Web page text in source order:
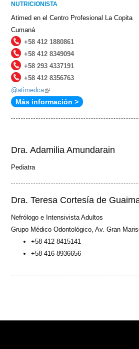
NUTRICIONISTA
Atimed en el Centro Profesional La Copita
Cumaná
+58 412 1880861
+58 412 8349094
+58 293 4337191
+58 412 8356763
@atimedca(link
is
Más información >
Dra. Adamilia Amundarain
Pediatra
Dra. Teresa Cortesía de
Nefrólogo e Intensivista Adultos
Grupo Médico Odontológico, Av. Gran
+58 412 8415141
+58 416 8936656